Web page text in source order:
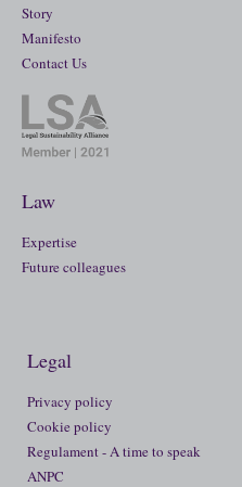
Story
Manifesto
Contact Us
Law
Expertise
Future colleagues
Legal
Privacy policy
Cookie policy
Regulament - A time to speak
ANPC